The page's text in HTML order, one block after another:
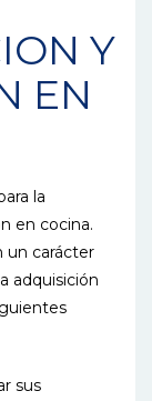
Y
EN
la
en cocina.
un carácter
adquisición
sus